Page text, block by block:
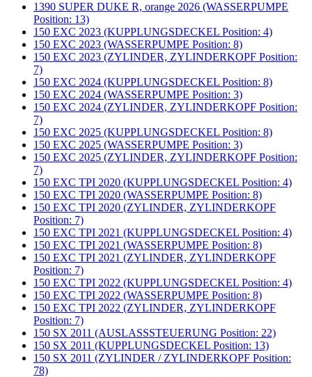
1390 SUPER DUKE R, orange 2026 (WASSERPUMPE
Position: 13)
150 EXC 2023 (KUPPLUNGSDECKEL Position: 4)
150 EXC 2023 (WASSERPUMPE Position: 8)
150 EXC 2023 (ZYLINDER, ZYLINDERKOPF Position:
7)
150 EXC 2024 (KUPPLUNGSDECKEL Position: 8)
150 EXC 2024 (WASSERPUMPE Position: 3)
150 EXC 2024 (ZYLINDER, ZYLINDERKOPF Position:
7)
150 EXC 2025 (KUPPLUNGSDECKEL Position: 8)
150 EXC 2025 (WASSERPUMPE Position: 3)
150 EXC 2025 (ZYLINDER, ZYLINDERKOPF Position:
7)
150 EXC TPI 2020 (KUPPLUNGSDECKEL Position: 4)
150 EXC TPI 2020 (WASSERPUMPE Position: 8)
150 EXC TPI 2020 (ZYLINDER, ZYLINDERKOPF
Position: 7)
150 EXC TPI 2021 (KUPPLUNGSDECKEL Position: 4)
150 EXC TPI 2021 (WASSERPUMPE Position: 8)
150 EXC TPI 2021 (ZYLINDER, ZYLINDERKOPF
Position: 7)
150 EXC TPI 2022 (KUPPLUNGSDECKEL Position: 4)
150 EXC TPI 2022 (WASSERPUMPE Position: 8)
150 EXC TPI 2022 (ZYLINDER, ZYLINDERKOPF
Position: 7)
150 SX 2011 (AUSLASSSTEUERUNG Position: 22)
150 SX 2011 (KUPPLUNGSDECKEL Position: 13)
150 SX 2011 (ZYLINDER / ZYLINDERKOPF Position:
78)